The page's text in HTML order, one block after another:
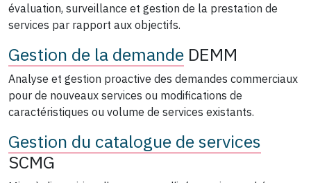
évaluation, surveillance et gestion de la prestation de
services par rapport aux objectifs.
Gestion de la demande DEMM
Analyse et gestion proactive des demandes commerciaux
pour de nouveaux services ou modifications de
caractéristiques ou volume de services existants.
Gestion du catalogue de services
SCMG